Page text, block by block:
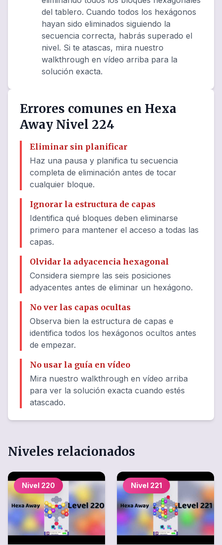
del tablero. Cuando todos los hexágonos
hayan sido eliminados siguiendo la
secuencia correcta, habrás superado el
nivel. Si te atascas, mira nuestro
walkthrough en vídeo arriba para la
solución exacta.
Errores comunes en Hexa
Away Nivel 224
Eliminar sin planificar
Haz una pausa y planifica tu secuencia
completa de eliminación antes de tocar
cualquier bloque.
Ignorar la estructura de capas
Identifica qué bloques deben eliminarse
primero para mantener el acceso a todas las
capas.
Olvidar la adyacencia hexagonal
Considera siempre las seis posiciones
adyacentes antes de eliminar un hexágono.
No ver las capas ocultas
Observa bien la estructura de capas e
identifica todos los hexágonos ocultos antes
de empezar.
No usar la guía en vídeo
Mira nuestro walkthrough en vídeo arriba
para ver la solución exacta cuando estés
atascado.
Niveles relacionados
Nivel 220 Nivel 221